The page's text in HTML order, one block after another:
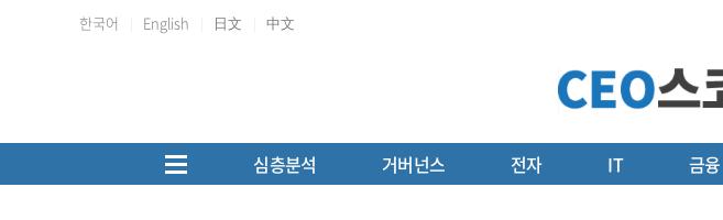
한국어 English 日文 中文
심층분석 거버넌스 전자 IT 금융